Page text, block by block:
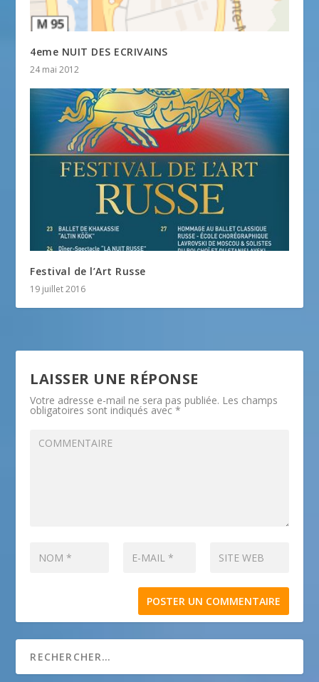
4eme NUIT DES ECRIVAINS
24 mai 2012
Festival de l’Art Russe
19 juillet 2016
LAISSER UNE RÉPONSE
Votre adresse e-mail ne sera pas publiée. Les champs
obligatoires sont indiqués avec*